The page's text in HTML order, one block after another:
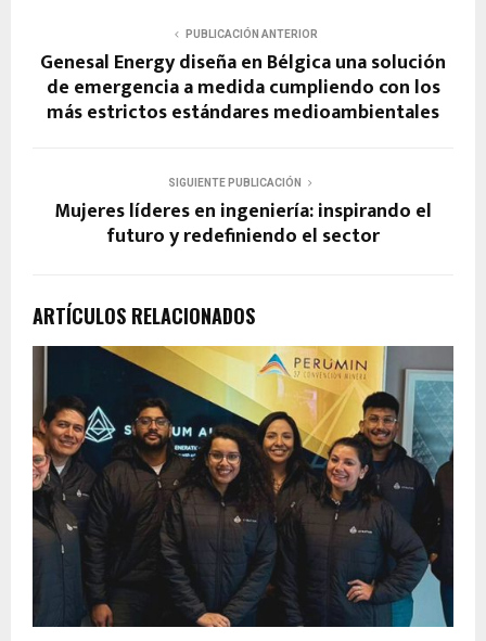
PUBLICACIÓN ANTERIOR
Genesal Energy diseña en Bélgica una solución
de emergencia a medida cumpliendo con los
más estrictos estándares medioambientales
SIGUIENTE PUBLICACIÓN
Mujeres líderes en ingeniería: inspirando el
futuro y redefiniendo el sector
ARTÍCULOS RELACIONADOS